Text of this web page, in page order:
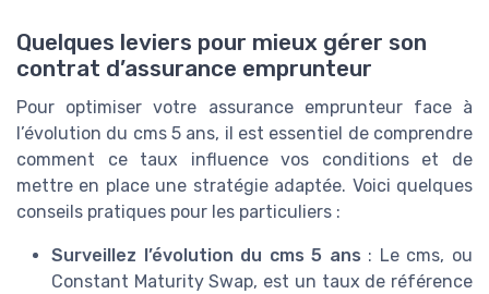
Quelques leviers pour mieux gérer son
contrat d’assurance emprunteur
Pour optimiser votre assurance emprunteur face à
l’évolution du cms 5 ans, il est essentiel de comprendre
comment ce taux influence vos conditions et de
mettre en place une stratégie adaptée. Voici quelques
conseils pratiques pour les particuliers :
Surveillez l’évolution du cms 5 ans : Le cms, ou
Constant Maturity Swap, est un taux de référence